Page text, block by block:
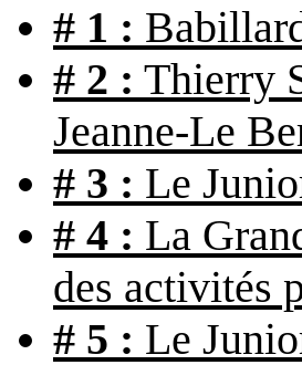
# 1 :
# 2 : Thierry
Jeanne-Le
# 3 : Le
# 4 : La
des activités
# 5 : Le